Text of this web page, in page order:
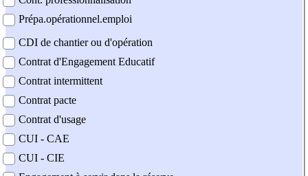
Prépa.opérationnel.emploi
CDI de chantier ou d'opération
Contrat d'Engagement Educatif
Contrat intermittent
Contrat pacte
Contrat d'usage
CUI - CAE
CUI - CIE